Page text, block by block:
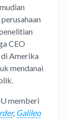
, perusahaan
CEO
Amerika
mendanai
memberi
, Galileo